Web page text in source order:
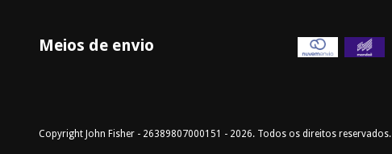
Meios de envio
Copyright John Fisher - 26389807000151 - 2026. Todos os direitos reservados.